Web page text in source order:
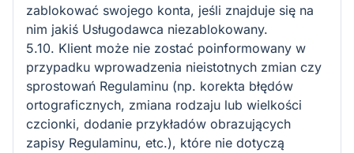
zablokować swojego konta, jeśli znajduje się na
nim jakiś Usługodawca niezablokowany.
5.10. Klient może nie zostać poinformowany w
przypadku wprowadzenia nieistotnych zmian czy
sprostowań Regulaminu (np. korekta błędów
ortograficznych, zmiana rodzaju lub wielkości
czcionki, dodanie przykładów obrazujących
zapisy Regulaminu, etc.), które nie dotyczą